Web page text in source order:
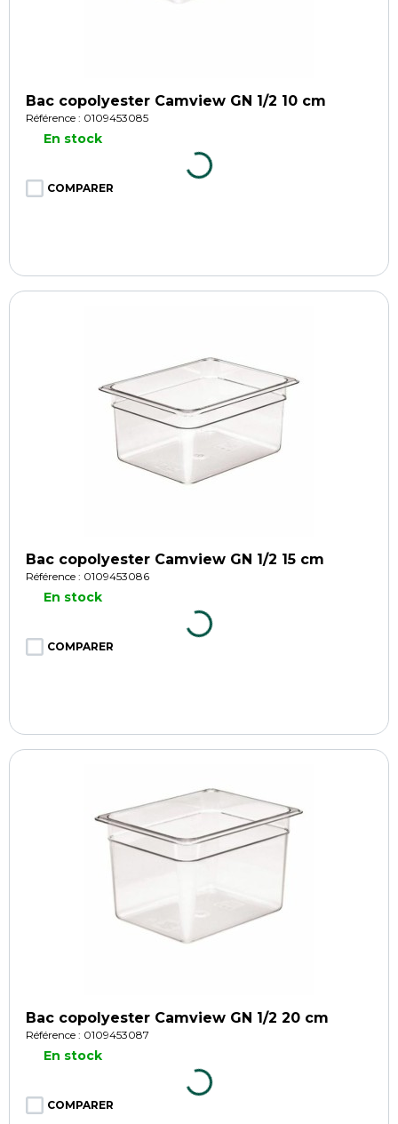
Bac copolyester Camview GN 1/2 10 cm
Référence : 0109453085
En stock
COMPARER
Bac copolyester Camview GN 1/2 15 cm
Référence : 0109453086
En stock
COMPARER
Bac copolyester Camview GN 1/2 20 cm
Référence : 0109453087
En stock
COMPARER